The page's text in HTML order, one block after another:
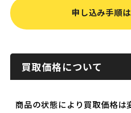
申し込み手順
買取価格について
商品の状態により買取価格は